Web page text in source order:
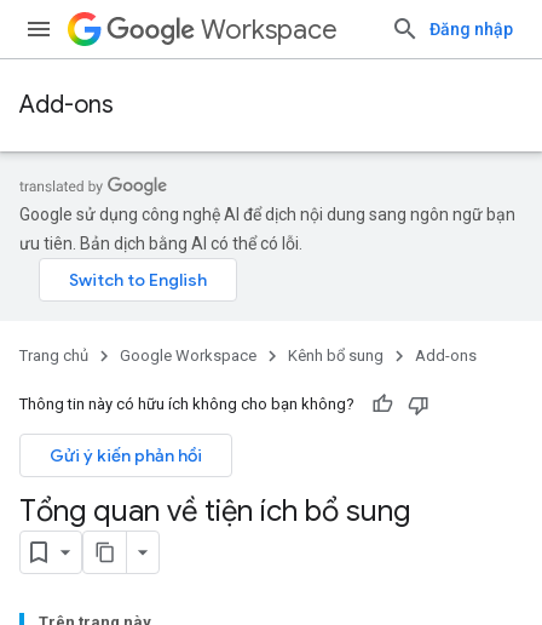
Workspace Đăng nhập
Add-ons
Google sử dụng công nghệ AI để dịch nội dung sang ngôn ngữ bạn
ưu tiên. Bản dịch bằng AI có thể có lỗi.
Trang chủ Google Workspace Kênh bổ sung Add-ons
Thông tin này có hữu ích không cho bạn không?
Gửi ý kiến phản hồi
Tổng quan về tiện ích bổ sung